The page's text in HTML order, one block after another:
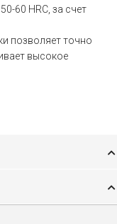
60 HRC, за счет
позволяет точно
высокое